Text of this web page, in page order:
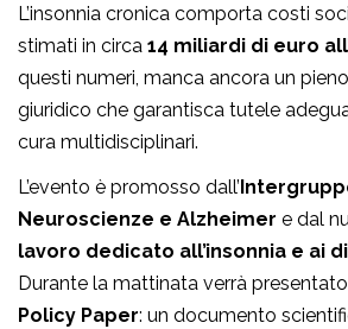
L’insonnia cronica comporta costi
stimati in circa 14 miliardi di euro
questi numeri, manca ancora un
giuridico che garantisca tutele
cura multidisciplinari.
L’evento è promosso dall’
Neuroscienze e Alzheimer e dal
lavoro dedicato all’insonnia e ai
Durante la mattinata verrà
Policy Paper: un documento